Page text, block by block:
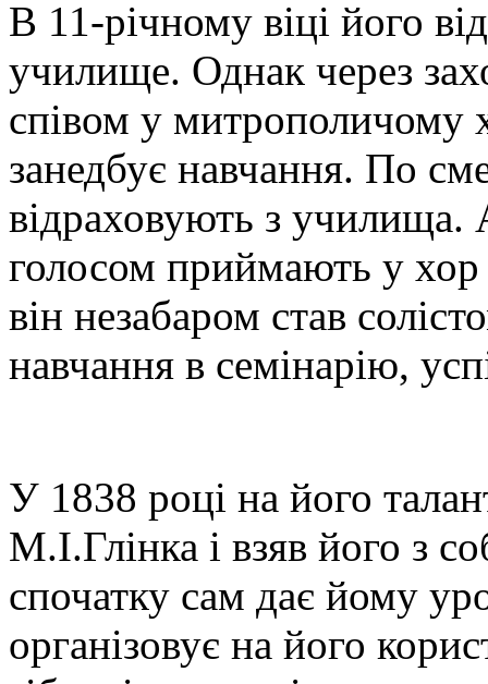
В 11-річному віці його
училище. Однак через
співом у митрополичому
занедбує навчання. По
відраховують з училища.
голосом приймають у
він незабаром став
навчання в семінарію,
У 1838 році на його
М.І.Глінка і взяв його з
спочатку сам дає йому
організовує на його